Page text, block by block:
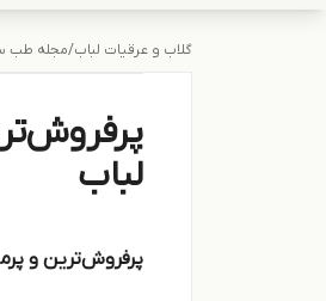
گلاب و عرقیات لباب/مجله طب
لباب
پرفروش‌ترین و